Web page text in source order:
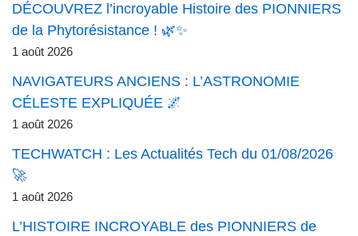
DÉCOUVREZ l’incroyable Histoire des PIONNIERS
de la Phytorésistance ! 🌿✨
1 août 2026
NAVIGATEURS ANCIENS : L’ASTRONOMIE
CÉLESTE EXPLIQUÉE 🌌
1 août 2026
TECHWATCH : Les Actualités Tech du 01/08/2026
🚀
1 août 2026
L’HISTOIRE INCROYABLE des PIONNIERS de